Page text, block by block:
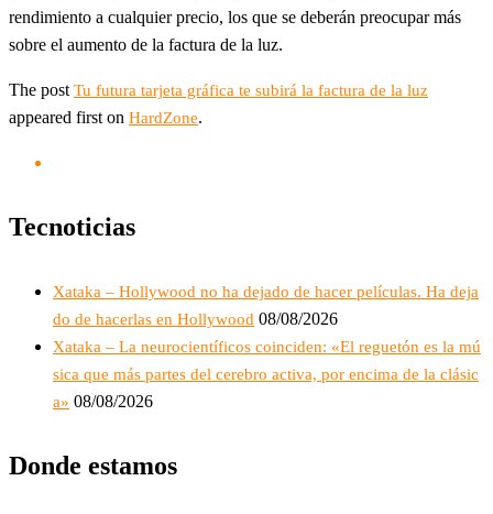
rendimiento a cualquier precio, los que se deberán preocupar más
sobre el aumento de la factura de la luz.
The post Tu futura tarjeta gráfica te subirá la factura de la luz
appeared first on HardZone.
Tecnoticias
Xataka – Hollywood no ha dejado de hacer películas. Ha deja
do de hacerlas en Hollywood 08/08/2026
Xataka – La neurocientíficos coinciden: «El reguetón es la mú
sica que más partes del cerebro activa, por encima de la clásic
a» 08/08/2026
Donde estamos